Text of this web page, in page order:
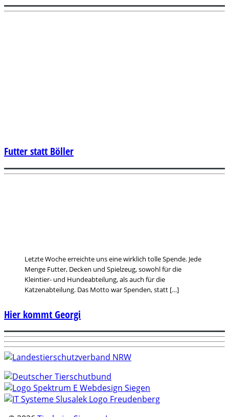
Letzte Woche erreichte uns eine wirklich tolle Spende. Jede
Menge Futter, Decken und Spielzeug, sowohl für die
Kleintier- und Hundeabteilung, als auch für die
Katzenabteilung. Das Motto war Spenden, statt […]
Futter statt Böller
Hier kommt Georgi